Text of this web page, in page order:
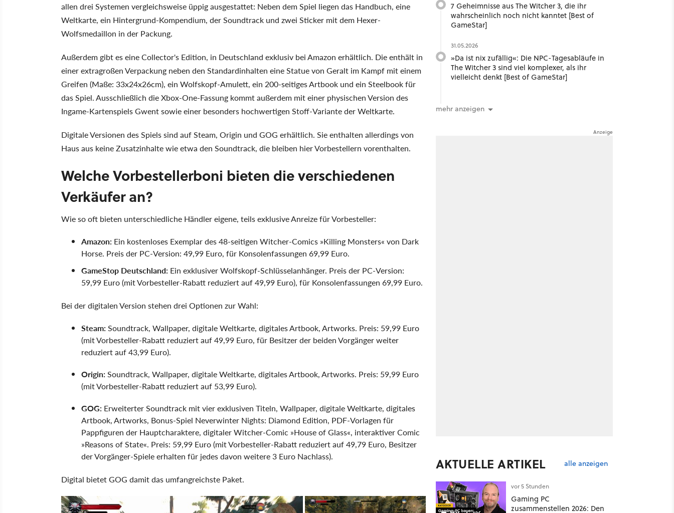
allen drei Systemen vergleichsweise üppig ausgestattet: Neben dem Spiel liegen das Handbuch, eine
Weltkarte, ein Hintergrund-Kompendium, der Soundtrack und zwei Sticker mit dem Hexer-
Wolfsmedaillon in der Packung.
Außerdem gibt es eine Collector's Edition, in Deutschland exklusiv bei Amazon erhältlich. Die enthält in
einer extragroßen Verpackung neben den Standardinhalten eine Statue von Geralt im Kampf mit einem
Greifen (Maße: 33x24x26cm), ein Wolfskopf-Amulett, ein 200-seitiges Artbook und ein Steelbook für
das Spiel. Ausschließlich die Xbox-One-Fassung kommt außerdem mit einer physischen Version des
Ingame-Kartenspiels Gwent sowie einer besonders hochwertigen Stoff-Variante der Weltkarte.
Digitale Versionen des Spiels sind auf Steam, Origin und GOG erhältlich. Sie enthalten allerdings von
Haus aus keine Zusatzinhalte wie etwa den Soundtrack, die bleiben hier Vorbestellern vorenthalten.
Welche Vorbestellerboni bieten die verschiedenen
Verkäufer an?
Wie so oft bieten unterschiedliche Händler eigene, teils exklusive Anreize für Vorbesteller:
Amazon: Ein kostenloses Exemplar des 48-seitigen Witcher-Comics »Killing Monsters« von Dark
Horse. Preis der PC-Version: 49,99 Euro, für Konsolenfassungen 69,99 Euro.
GameStop Deutschland: Ein exklusiver Wolfskopf-Schlüsselanhänger. Preis der PC-Version:
59,99 Euro (mit Vorbesteller-Rabatt reduziert auf 49,99 Euro), für Konsolenfassungen 69,99 Euro.
Bei der digitalen Version stehen drei Optionen zur Wahl:
Steam:Soundtrack, Wallpaper, digitale Weltkarte, digitales Artbook, Artworks. Preis: 59,99 Euro
(mit Vorbesteller-Rabatt reduziert auf 49,99 Euro, für Besitzer der beiden Vorgänger weiter
reduziert auf 43,99 Euro).
Origin:Soundtrack, Wallpaper, digitale Weltkarte, digitales Artbook, Artworks. Preis: 59,99 Euro
(mit Vorbesteller-Rabatt reduziert auf 53,99 Euro).
GOG: Erweiterter Soundtrack mit vier exklusiven Titeln, Wallpaper, digitale Weltkarte, digitales
Artbook, Artworks, Bonus-Spiel Neverwinter Nights: Diamond Edition, PDF-Vorlagen für
Pappfiguren der Hauptcharaktere, digitaler Witcher-Comic »House of Glass«, interaktiver Comic
»Reasons of State«. Preis: 59,99 Euro (mit Vorbesteller-Rabatt reduziert auf 49,79 Euro, Besitzer
der Vorgänger-Spiele erhalten für jedes davon weitere 3 Euro Nachlass).
Digital bietet GOG damit das umfangreichste Paket.
7 Geheimnisse aus The Witcher 3, die ihr
wahrscheinlich noch nicht kanntet [Best of
GameStar]
31.05.2026
»Da ist nix zufällig«: Die NPC-Tagesabläufe in
The Witcher 3 sind viel komplexer, als ihr
vielleicht denkt [Best of GameStar]
mehr anzeigen
AKTUELLE ARTIKEL alle anzeigen
vor 5 Stunden
Gaming PC
zusammenstellen 2026: Den